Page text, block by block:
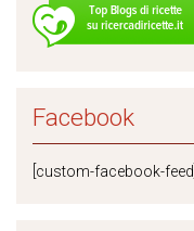
Facebook
[custom-facebook-feed]